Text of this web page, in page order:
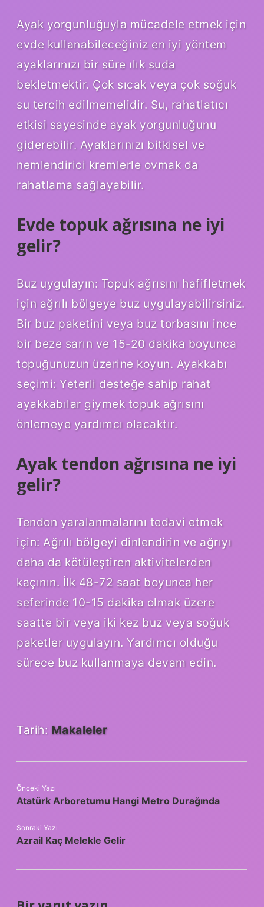
Ayak yorgunluğuyla mücadele etmek için
evde kullanabileceğiniz en iyi yöntem
ayaklarınızı bir süre ılık suda
bekletmektir. Çok sıcak veya çok soğuk
su tercih edilmemelidir. Su, rahatlatıcı
etkisi sayesinde ayak yorgunluğunu
giderebilir. Ayaklarınızı bitkisel ve
nemlendirici kremlerle ovmak da
rahatlama sağlayabilir.
Evde topuk ağrısına ne iyi
gelir?
Buz uygulayın: Topuk ağrısını hafifletmek
için ağrılı bölgeye buz uygulayabilirsiniz.
Bir buz paketini veya buz torbasını ince
bir beze sarın ve 15-20 dakika boyunca
topuğunuzun üzerine koyun. Ayakkabı
seçimi: Yeterli desteğe sahip rahat
ayakkabılar giymek topuk ağrısını
önlemeye yardımcı olacaktır.
Ayak tendon ağrısına ne iyi
gelir?
Tendon yaralanmalarını tedavi etmek
için: Ağrılı bölgeyi dinlendirin ve ağrıyı
daha da kötüleştiren aktivitelerden
kaçının. İlk 48-72 saat boyunca her
seferinde 10-15 dakika olmak üzere
saatte bir veya iki kez buz veya soğuk
paketler uygulayın. Yardımcı olduğu
sürece buz kullanmaya devam edin.
Tarih: Makaleler
Önceki Yazı
Atatürk Arboretumu Hangi Metro Durağında
Sonraki Yazı
Azrail Kaç Melekle Gelir